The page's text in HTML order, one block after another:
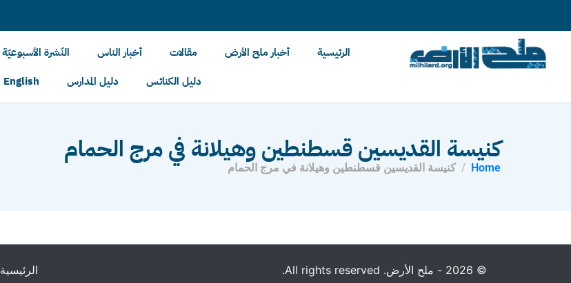
الرئيسية أخبار ملح الأرض مقالات أخبار الناس النّشرة الأسبوعيّة
دليل الكنائس
دليل المدارس English
كنيسة القديسين قسطنطين وهيلانة في مرج الحمام
Home كنيسة القديسين قسطنطين وهيلانة في مرج الحمام
© 2026 - ملح الأرض. All rights reserved. الرئيسية